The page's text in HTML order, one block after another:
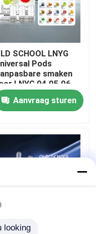
SCHOOL LNYG
Pods
smaken
LNYG 04 05 06
vaping-
Aanvraag sturen
SCHOOL LNYG 06
looking